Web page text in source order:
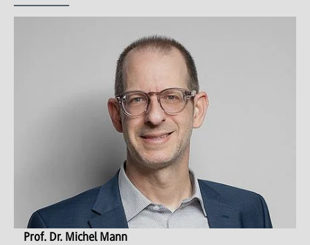
Prof. Dr. Michel Mann